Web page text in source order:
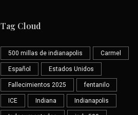
Tag Cloud
500 millas de indianapolis Carmel
Español Estados Unidos
Fallecimientos 2025 fentanilo
ICE Indiana Indianapolis